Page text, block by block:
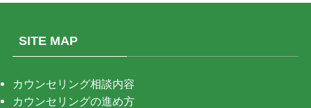
SITE MAP
カウンセリング相談内容
カウンセリングの進め方